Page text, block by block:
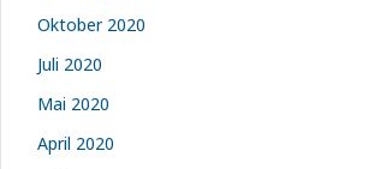
Oktober 2020
Juli 2020
Mai 2020
April 2020